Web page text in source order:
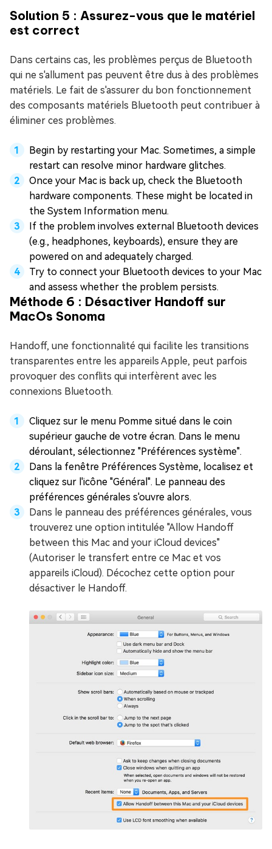
Solution 5 : Assurez-vous que le matériel
est correct
Dans certains cas, les problèmes perçus de Bluetooth
qui ne s'allument pas peuvent être dus à des problèmes
matériels. Le fait de s'assurer du bon fonctionnement
des composants matériels Bluetooth peut contribuer à
éliminer ces problèmes.
Begin by restarting your Mac. Sometimes, a simple
restart can resolve minor hardware glitches.
Once your Mac is back up, check the Bluetooth
hardware components. These might be located in
the System Information menu.
If the problem involves external Bluetooth devices
(e.g., headphones, keyboards), ensure they are
powered on and adequately charged.
Try to connect your Bluetooth devices to your Mac
and assess whether the problem persists.
Méthode 6 : Désactiver Handoff sur
MacOs Sonoma
Handoff, une fonctionnalité qui facilite les transitions
transparentes entre les appareils Apple, peut parfois
provoquer des conflits qui interfèrent avec les
connexions Bluetooth.
Cliquez sur le menu Pomme situé dans le coin
supérieur gauche de votre écran. Dans le menu
déroulant, sélectionnez "Préférences système".
Dans la fenêtre Préférences Système, localisez et
cliquez sur l'icône "Général". Le panneau des
préférences générales s'ouvre alors.
Dans le panneau des préférences générales, vous
trouverez une option intitulée "Allow Handoff
between this Mac and your iCloud devices"
(Autoriser le transfert entre ce Mac et vos
appareils iCloud). Décochez cette option pour
désactiver le Handoff.